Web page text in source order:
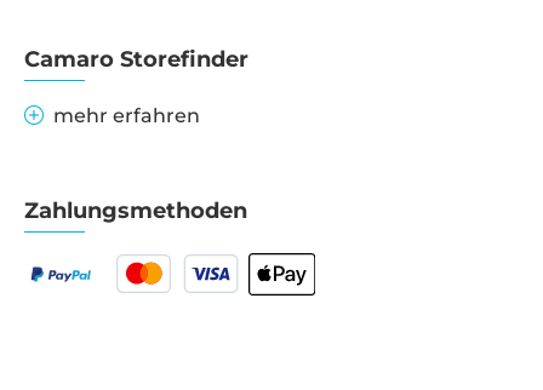
Camaro Storefinder
mehr erfahren
Zahlungsmethoden